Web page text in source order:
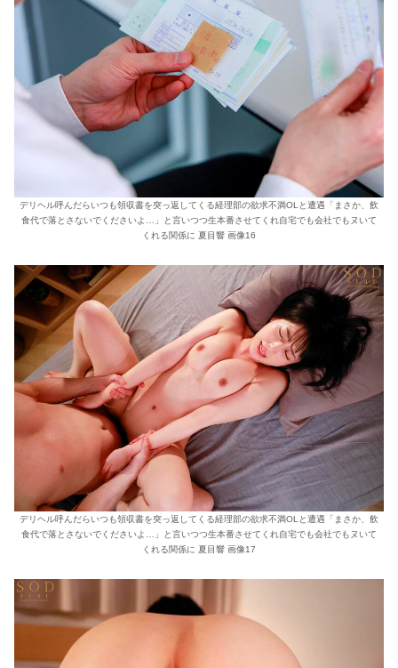
デリヘル呼んだらいつも領収書を突っ返してくる経理部の欲求不満OLと遭遇「まさか、飲
食代で落とさないでくださいよ…」と言いつつ生本番させてくれ自宅でも会社でもヌいて
くれる関係に 夏目響 画像16
デリヘル呼んだらいつも領収書を突っ返してくる経理部の欲求不満OLと遭遇「まさか、飲
食代で落とさないでくださいよ…」と言いつつ生本番させてくれ自宅でも会社でもヌいて
くれる関係に 夏目響 画像17